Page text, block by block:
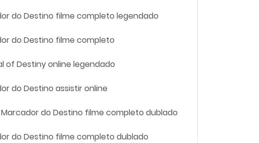
do Destino filme completo legendado
do Destino filme completo
of Destiny online legendado
do Destino assistir online
do Destino filme completo dublado
do Destino filme completo dublado